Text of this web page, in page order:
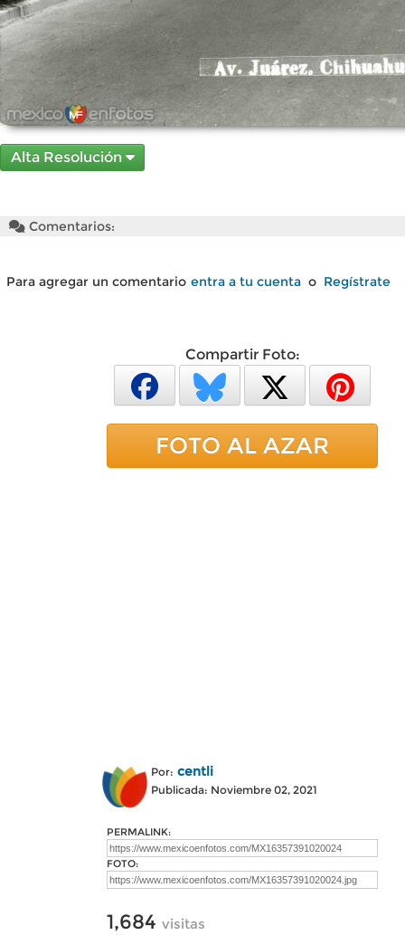
Alta Resolución
Comentarios:
Para agregar un comentario entra a tu cuenta o Regístrate
Compartir Foto:
FOTO AL AZAR
Por: centli
Publicada: Noviembre 02, 2021
PERMALINK:
FOTO:
1,684 visitas